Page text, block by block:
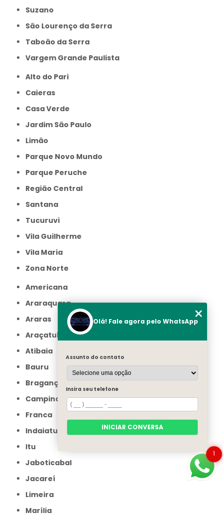
Suzano
São Lourenço da Serra
Taboão da Serra
Vargem Grande Paulista
Alto do Pari
Caieras
Casa Verde
Jardim São Paulo
Limão
Parque Novo Mundo
Parque Peruche
Região Central
Santana
Tucuruvi
Vila Guilherme
Vila Maria
Zona Norte
Americana
Araraquara
Araras
Araçatuba
Atibaia
Bauru
Bragança Paulista
Campinas
Franca
Indaiatuba
Itu
Jaboticabal
Jacareí
Limeira
Marília
1
Olá! Fale agora pelo WhatsApp
Assunto do contato
Insira seu telefone
INICIAR CONVERSA